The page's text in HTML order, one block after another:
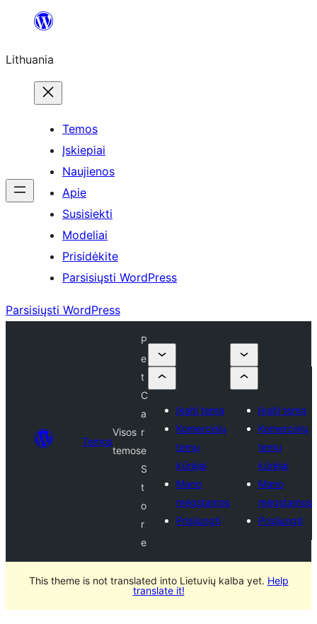
turinio
Lithuania
Temos
Įskiepiai
Naujienos
Apie
Susisiekti
Modeliai
Prisidėkite
Parsisiųsti WordPress
Parsisiųsti WordPress
Temos
Visos
temos
P
e
t
C
a
r
e
S
t
o
r
e
Įkelti temą
Komercinių
temų
kūrėjai
Mano
mėgstamos
Prisijungti
Įkelti temą
Komercinių
temų
kūrėjai
Mano
mėgstamos
Prisijungti
This theme is not translated into Lietuvių kalba yet. Help
translate it!